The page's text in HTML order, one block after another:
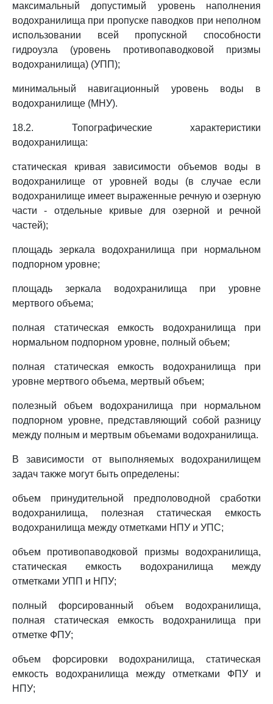
максимальный допустимый уровень наполнения
водохранилища при пропуске паводков при неполном
использовании всей пропускной способности
гидроузла (уровень противопаводковой призмы
водохранилища) (УПП);
минимальный навигационный уровень воды в
водохранилище (МНУ).
18.2. Топографические характеристики
водохранилища:
статическая кривая зависимости объемов воды в
водохранилище от уровней воды (в случае если
водохранилище имеет выраженные речную и озерную
части - отдельные кривые для озерной и речной
частей);
площадь зеркала водохранилища при нормальном
подпорном уровне;
площадь зеркала водохранилища при уровне
мертвого объема;
полная статическая емкость водохранилища при
нормальном подпорном уровне, полный объем;
полная статическая емкость водохранилища при
уровне мертвого объема, мертвый объем;
полезный объем водохранилища при нормальном
подпорном уровне, представляющий собой разницу
между полным и мертвым объемами водохранилища.
В зависимости от выполняемых водохранилищем
задач также могут быть определены:
объем принудительной предполоводной сработки
водохранилища, полезная статическая емкость
водохранилища между отметками НПУ и УПС;
объем противопаводковой призмы водохранилища,
статическая емкость водохранилища между
отметками УПП и НПУ;
полный форсированный объем водохранилища,
полная статическая емкость водохранилища при
отметке ФПУ;
объем форсировки водохранилища, статическая
емкость водохранилища между отметками ФПУ и
НПУ;